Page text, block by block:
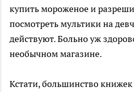
купить мороженое и
посмотреть мультики на
действуют. Больно уж
необычном магазине.
Кстати, большинство